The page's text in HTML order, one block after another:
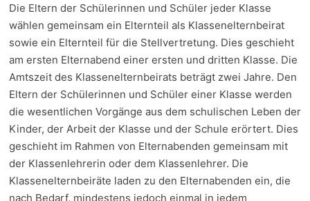
Die Eltern der Schülerinnen und Schüler jeder Klasse
wählen gemeinsam ein Elternteil als Klassenelternbeirat
sowie ein Elternteil für die Stellvertretung. Dies geschieht
am ersten Elternabend einer ersten und dritten Klasse. Die
Amtszeit des Klassenelternbeirats beträgt zwei Jahre. Den
Eltern der Schülerinnen und Schüler einer Klasse werden
die wesentlichen Vorgänge aus dem schulischen Leben der
Kinder, der Arbeit der Klasse und der Schule erörtert. Dies
geschieht im Rahmen von Elternabenden gemeinsam mit
der Klassenlehrerin oder dem Klassenlehrer. Die
Klassenelternbeiräte laden zu den Elternabenden ein, die
nach Bedarf, mindestens jedoch einmal in jedem